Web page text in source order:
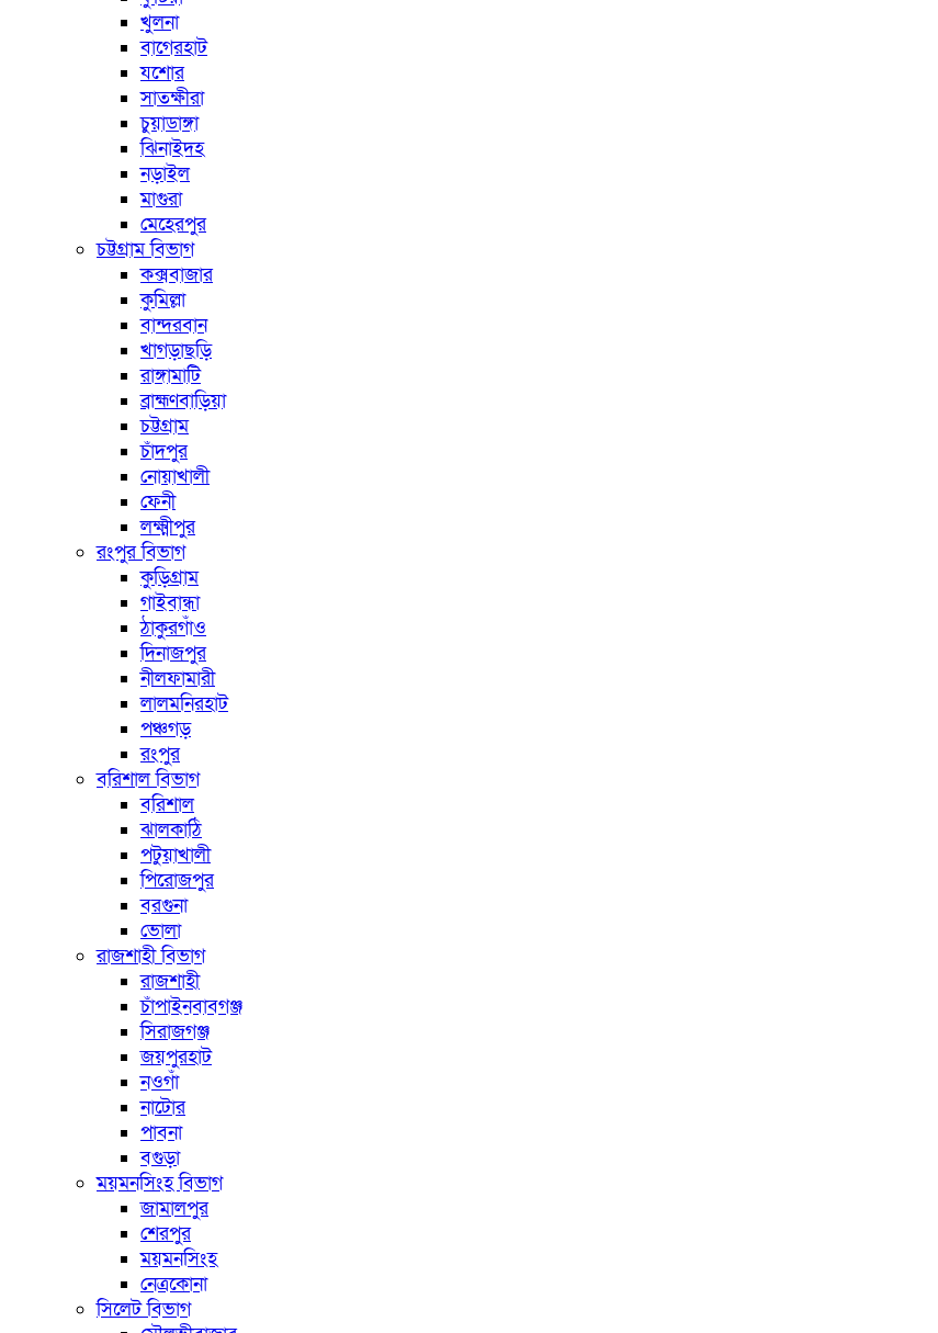
খুলনা
বাগেরহাট
যশোর
সাতক্ষীরা
চুয়াডাঙ্গা
ঝিনাইদহ
নড়াইল
মাগুরা
মেহেরপুর
চট্টগ্রাম বিভাগ
কক্সবাজার
কুমিল্লা
বান্দরবান
খাগড়াছড়ি
রাঙ্গামাটি
ব্রাহ্মণবাড়িয়া
চট্টগ্রাম
চাঁদপুর
নোয়াখালী
ফেনী
লক্ষ্মীপুর
রংপুর বিভাগ
কুড়িগ্রাম
গাইবান্ধা
ঠাকুরগাঁও
দিনাজপুর
নীলফামারী
লালমনিরহাট
পঞ্চগড়
রংপুর
বরিশাল বিভাগ
বরিশাল
ঝালকাঠি
পটুয়াখালী
পিরোজপুর
বরগুনা
ভোলা
রাজশাহী বিভাগ
রাজশাহী
চাঁপাইনবাবগঞ্জ
সিরাজগঞ্জ
জয়পুরহাট
নওগাঁ
নাটোর
পাবনা
বগুড়া
ময়মনসিংহ বিভাগ
জামালপুর
শেরপুর
ময়মনসিংহ
নেত্রকোনা
সিলেট বিভাগ